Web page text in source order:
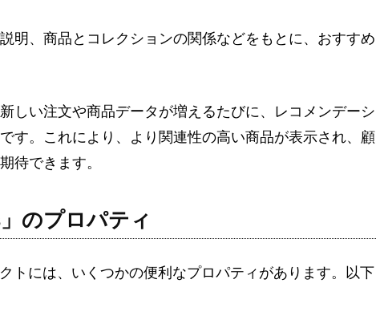
明、商品とコレクションの関係などをもとに、おすすめ
しい注文や商品データが増えるたびに、レコメンデーシ
す。これにより、より関連性の高い商品が表示され、顧
待できます。
のプロパティ
トには、いくつかの便利なプロパティがあります。以下